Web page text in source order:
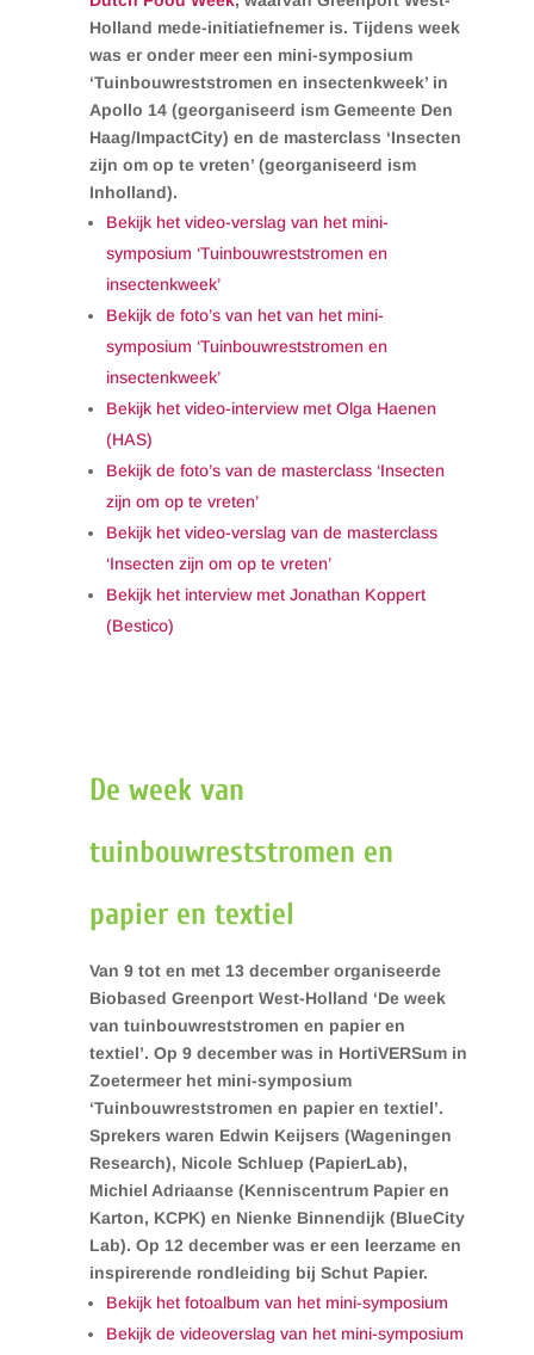
Holland mede-initiatiefnemer is. Tijdens week
was er onder meer een mini-symposium
‘Tuinbouwreststromen en insectenkweek’ in
Apollo 14 (georganiseerd ism Gemeente Den
Haag/ImpactCity) en de masterclass ‘Insecten
zijn om op te vreten’ (georganiseerd ism
Inholland).
Bekijk het video-verslag van het mini-
symposium ‘Tuinbouwreststromen en
insectenkweek’
Bekijk de foto’s van het van het mini-
symposium ‘Tuinbouwreststromen en
insectenkweek’
Bekijk het video-interview met Olga Haenen
(HAS)
Bekijk de foto’s van de masterclass ‘Insecten
zijn om op te vreten’
Bekijk het video-verslag van de masterclass
‘Insecten zijn om op te vreten’
Bekijk het interview met Jonathan Koppert
(Bestico)
De week van
tuinbouwreststromen en
papier en textiel
Van 9 tot en met 13 december organiseerde
Biobased Greenport West-Holland ‘De week
van tuinbouwreststromen en papier en
textiel’. Op 9 december was in HortiVERSum in
Zoetermeer het mini-symposium
‘Tuinbouwreststromen en papier en textiel’.
Sprekers waren Edwin Keijsers (Wageningen
Research), Nicole Schluep (PapierLab),
Michiel Adriaanse (Kenniscentrum Papier en
Karton, KCPK) en Nienke Binnendijk (BlueCity
Lab). Op 12 december was er een leerzame en
inspirerende rondleiding bij Schut Papier.
Bekijk het fotoalbum van het mini-symposium
Bekijk de videoverslag van het mini-symposium